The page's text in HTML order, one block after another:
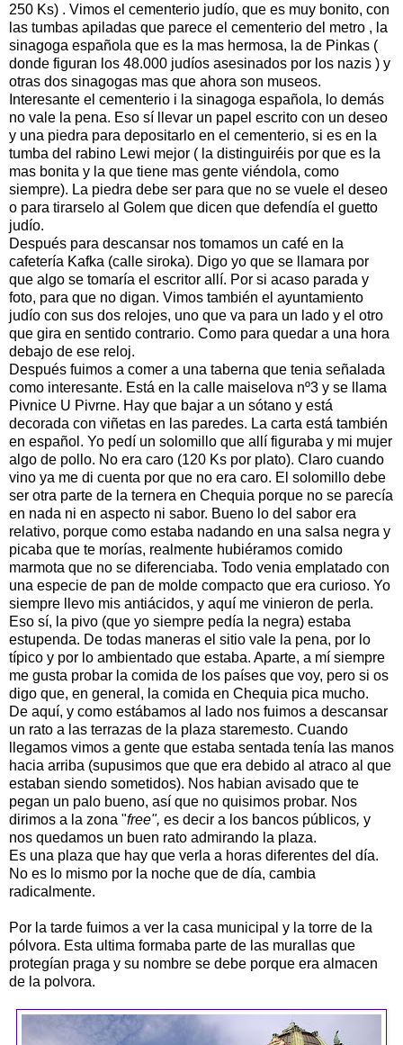
250 Ks) . Vimos el cementerio judío, que es muy bonito, con
las tumbas apiladas que parece el cementerio del metro , la
sinagoga española que es la mas hermosa, la de Pinkas (
donde figuran los 48.000 judíos asesinados por los nazis ) y
otras dos sinagogas mas que ahora son museos.
Interesante el cementerio i la sinagoga española, lo demás
no vale la pena. Eso sí llevar un papel escrito con un deseo
y una piedra para depositarlo en el cementerio, si es en la
tumba del rabino Lewi mejor ( la distinguiréis por que es la
mas bonita y la que tiene mas gente viéndola, como
siempre). La piedra debe ser para que no se vuele el deseo
o para tirarselo al Golem que dicen que defendía el guetto
judío.
Después para descansar nos tomamos un café en la
cafetería Kafka (calle siroka). Digo yo que se llamara por
que algo se tomaría el escritor allí. Por si acaso parada y
foto, para que no digan. Vimos también el ayuntamiento
judío con sus dos relojes, uno que va para un lado y el otro
que gira en sentido contrario. Como para quedar a una hora
debajo de ese reloj.
Después fuimos a comer a una taberna que tenia señalada
como interesante. Está en la calle maiselova nº3 y se llama
Pivnice U Pivrne. Hay que bajar a un sótano y está
decorada con viñetas en las paredes. La carta está también
en español. Yo pedí un solomillo que allí figuraba y mi mujer
algo de pollo. No era caro (120 Ks por plato). Claro cuando
vino ya me di cuenta por que no era caro. El solomillo debe
ser otra parte de la ternera en Chequia porque no se parecía
en nada ni en aspecto ni sabor. Bueno lo del sabor era
relativo, porque como estaba nadando en una salsa negra y
picaba que te morías, realmente hubiéramos comido
marmota que no se diferenciaba. Todo venia emplatado con
una especie de pan de molde compacto que era curioso. Yo
siempre llevo mis antiácidos, y aquí me vinieron de perla.
Eso sí, la pivo (que yo siempre pedía la negra) estaba
estupenda. De todas maneras el sitio vale la pena, por lo
típico y por lo ambientado que estaba. Aparte, a mí siempre
me gusta probar la comida de los países que voy, pero si os
digo que, en general, la comida en Chequia pica mucho.
De aquí, y como estábamos al lado nos fuimos a descansar
un rato a las terrazas de la plaza staremesto. Cuando
llegamos vimos a gente que estaba sentada tenía las manos
hacia arriba (supusimos que que era debido al atraco al que
estaban siendo sometidos). Nos habian avisado que te
pegan un palo bueno, así que no quisimos probar. Nos
dirimos a la zona "free", es decir a los bancos públicos, y
nos quedamos un buen rato admirando la plaza.
Es una plaza que hay que verla a horas diferentes del día.
No es lo mismo por la noche que de día, cambia
radicalmente.
Por la tarde fuimos a ver la casa municipal y la torre de la
pólvora. Esta ultima formaba parte de las murallas que
protegían praga y su nombre se debe porque era almacen
de la polvora.